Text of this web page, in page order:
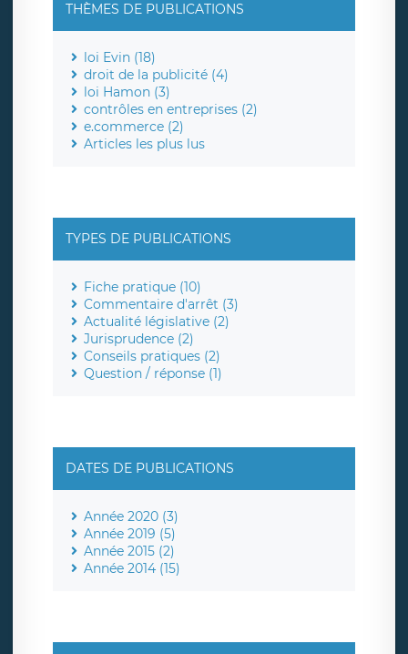
THÈMES DE PUBLICATIONS
loi Evin (18)
droit de la publicité (4)
loi Hamon (3)
contrôles en entreprises (2)
e.commerce (2)
Articles les plus lus
TYPES DE PUBLICATIONS
Fiche pratique (10)
Commentaire d'arrêt (3)
Actualité législative (2)
Jurisprudence (2)
Conseils pratiques (2)
Question / réponse (1)
DATES DE PUBLICATIONS
Année 2020 (3)
Année 2019 (5)
Année 2015 (2)
Année 2014 (15)